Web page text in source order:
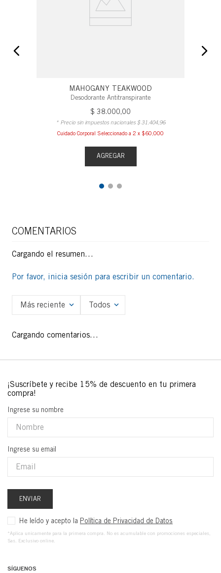
MAHOGANY TEAKWOOD
Desodorante Antitranspirante
$ 38.000,00
* Precio sin impuestos nacionales $ 31 404, 96
Cuidado Corporal Seleccionado a 2 x $60,000
AGREGAR
COMENTARIOS
Cargando el resumen…
Por favor, inicia sesión para escribir un comentario.
Más reciente Todos
Cargando comentarios…
Ingrese su nombre
Ingrese su email
ENVIAR
He leído y acepto la Política de Privacidad de Datos
*Aplica unicamente para la primera compra. No es acumulable con promociones especiales,
Sas. Exclusivo online.
SÍGUENOS